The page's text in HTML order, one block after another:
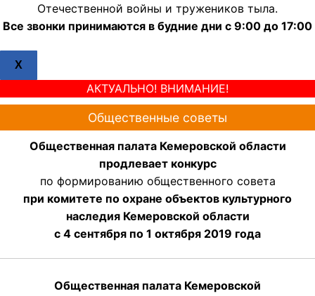
Отечественной войны и тружеников тыла.
Все звонки принимаются в будние дни с 9:00 до 17:00
X
АКТУАЛЬНО! ВНИМАНИЕ!
Общественные советы
Общественная палата Кемеровской области
продлевает конкурс
по формированию общественного совета
при комитете по охране объектов культурного
наследия Кемеровской области
с 4 сентября по 1 октября 2019 года
Общественная палата Кемеровской